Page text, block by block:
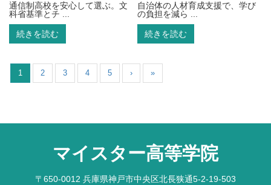
通信制高校を安心して選ぶ。文
科省基準とチ ...
続きを読む
自治体の人材育成支援で、学び
の負担を減ら ...
続きを読む
1 2 3 4 5 › »
マイスター高等学院
〒650-0012 兵庫県神戸市中央区北長狭通5-2-19-503